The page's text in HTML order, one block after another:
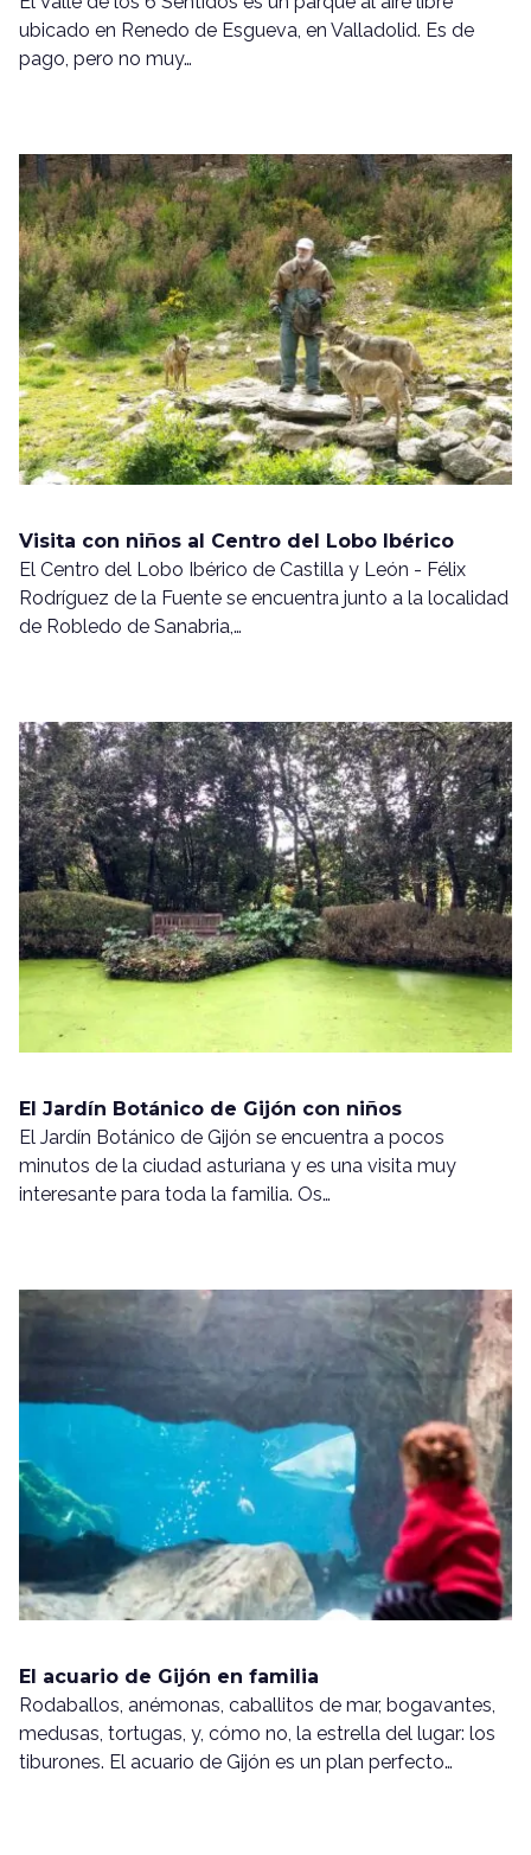
ubicado en Renedo de Esgueva, en Valladolid. Es de
pago, pero no muy…
Visita con niños al Centro del Lobo Ibérico
El Centro del Lobo Ibérico de Castilla y León - Félix
Rodríguez de la Fuente se encuentra junto a la localidad
de Robledo de Sanabria,…
El Jardín Botánico de Gijón con niños
El Jardín Botánico de Gijón se encuentra a pocos
minutos de la ciudad asturiana y es una visita muy
interesante para toda la familia. Os…
El acuario de Gijón en familia
Rodaballos, anémonas, caballitos de mar, bogavantes,
medusas, tortugas, y, cómo no, la estrella del lugar: los
tiburones. El acuario de Gijón es un plan perfecto…